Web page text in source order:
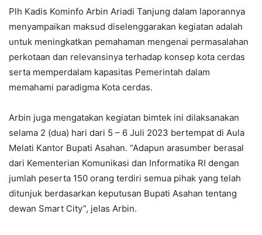
Plh Kadis Kominfo Arbin Ariadi Tanjung dalam laporannya
menyampaikan maksud diselenggarakan kegiatan adalah
untuk meningkatkan pemahaman mengenai permasalahan
perkotaan dan relevansinya terhadap konsep kota cerdas
serta memperdalam kapasitas Pemerintah dalam
memahami paradigma Kota cerdas.
Arbin juga mengatakan kegiatan bimtek ini dilaksanakan
selama 2 (dua) hari dari 5 – 6 Juli 2023 bertempat di Aula
Melati Kantor Bupati Asahan. “Adapun arasumber berasal
dari Kementerian Komunikasi dan Informatika RI dengan
jumlah peserta 150 orang terdiri semua pihak yang telah
ditunjuk berdasarkan keputusan Bupati Asahan tentang
dewan Smart City”, jelas Arbin.